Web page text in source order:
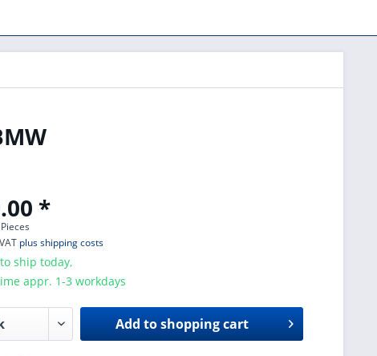
*
plus shipping costs
ship today,
appr. 1-3 workdays
Add toshopping cart